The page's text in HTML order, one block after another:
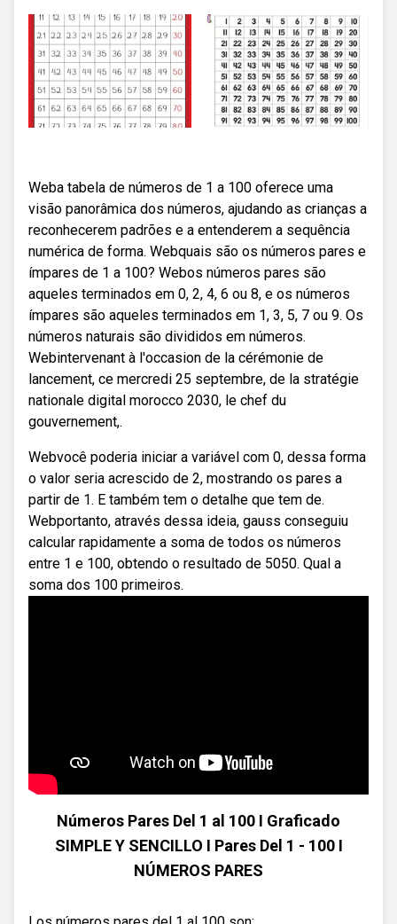
Weba tabela de números de 1 a 100 oferece uma
visão panorâmica dos números, ajudando as crianças a
reconhecerem padrões e a entenderem a sequência
numérica de forma. Webquais são os números pares e
ímpares de 1 a 100? Webos números pares são
aqueles terminados em 0, 2, 4, 6 ou 8, e os números
ímpares são aqueles terminados em 1, 3, 5, 7 ou 9. Os
números naturais são divididos em números.
Webintervenant à l'occasion de la cérémonie de
lancement, ce mercredi 25 septembre, de la stratégie
nationale digital morocco 2030, le chef du
gouvernement,.
Webvocê poderia iniciar a variável com 0, dessa forma
o valor seria acrescido de 2, mostrando os pares a
partir de 1. E também tem o detalhe que tem de.
Webportanto, através dessa ideia, gauss conseguiu
calcular rapidamente a soma de todos os números
entre 1 e 100, obtendo o resultado de 5050. Qual a
soma dos 100 primeiros.
Números Pares Del 1 al 100 I Graficado
SIMPLE Y SENCILLO I Pares Del 1 - 100 I
NÚMEROS PARES